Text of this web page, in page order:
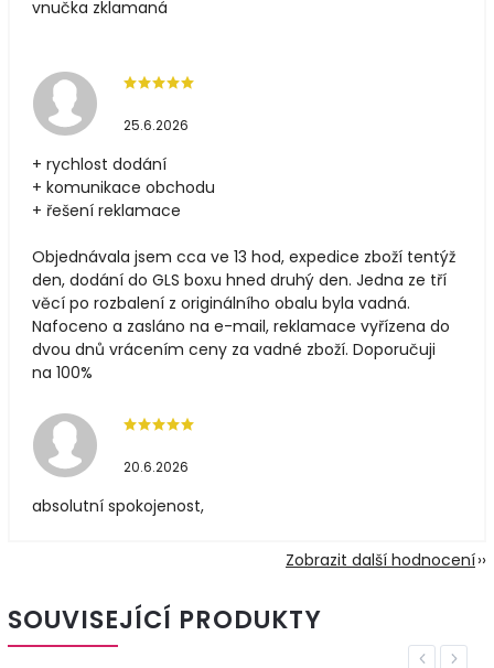
vnučka zklamaná
25.6.2026
+ rychlost dodání
+ komunikace obchodu
+ řešení reklamace
Objednávala jsem cca ve 13 hod, expedice zboží tentýž
den, dodání do GLS boxu hned druhý den. Jedna ze tří
věcí po rozbalení z originálního obalu byla vadná.
Nafoceno a zasláno na e-mail, reklamace vyřízena do
dvou dnů vrácením ceny za vadné zboží. Doporučuji
na 100%
20.6.2026
absolutní spokojenost,
Zobrazit další hodnocení
SOUVISEJÍCÍ PRODUKTY
Previous
Next